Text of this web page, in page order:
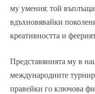
му умения; той
вдъхновявайки
креативността и
Представянията му в
международните
правейки го ключова